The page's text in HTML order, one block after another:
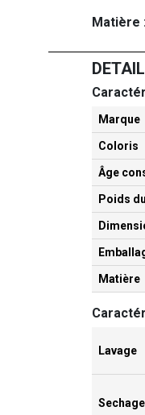
Matière
Marque
Coloris
Âge
Poids
Matière
Lavage
Sechage